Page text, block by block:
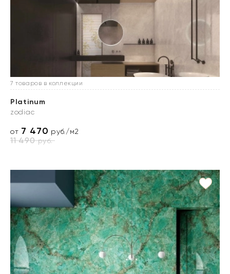
7 товаров в коллекции
Platinum
zodiac
от 7 470 руб./м2
11 490руб.